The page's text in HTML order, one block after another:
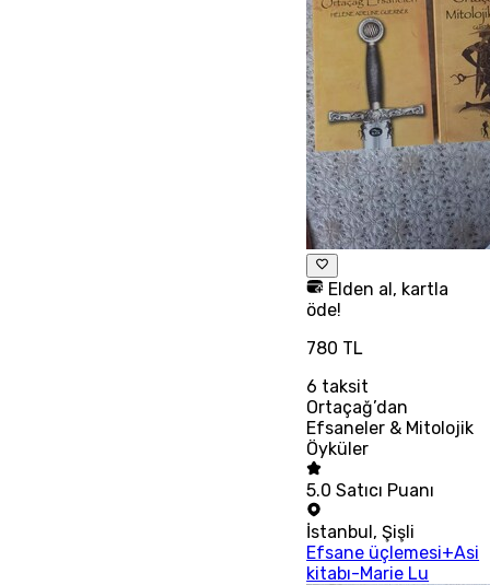
Elden al, kartla
öde!
780 TL
6 taksit
Ortaçağ’dan
Efsaneler & Mitolojik
Öyküler
5.0 Satıcı Puanı
İstanbul,Şişli
Efsane üçlemesi+Asi
kitabı-Marie Lu